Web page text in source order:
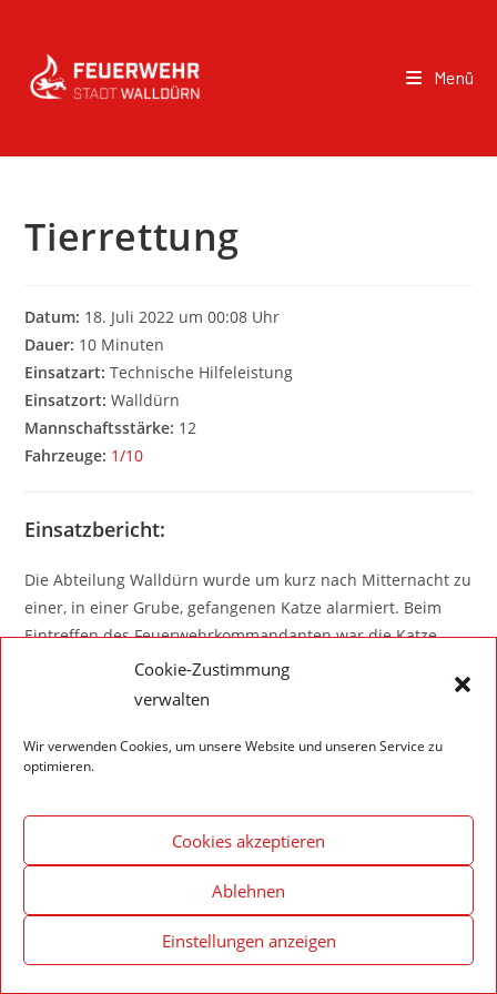
Cookie-Zustimmung
verwalten
Wir verwenden Cookies, um unsere Website und unseren Service zu
optimieren.
Cookies akzeptieren
Ablehnen
Einstellungen anzeigen
Menü
Tierrettung
Datum: 18. Juli 2022 um 00:08 Uhr
Dauer: 10 Minuten
Einsatzart: Technische Hilfeleistung
Einsatzort: Walldürn
Mannschaftsstärke: 12
Fahrzeuge: 1/10
Einsatzbericht:
Die Abteilung Walldürn wurde um kurz nach Mitternacht zu
einer, in einer Grube, gefangenen Katze alarmiert. Beim
Eintreffen des Feuerwehrkommandanten war die Katze
jedoch von Helfern befreit worden – somit Einsatzende für
Impressum – Datenschutzerklärung Cookie-Richtlinie (EU)
© 2020 Feuerwehr Walldürn